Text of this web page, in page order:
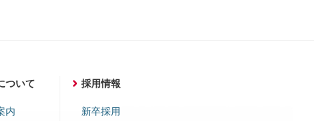
ついて
内
採用情報
新卒採用